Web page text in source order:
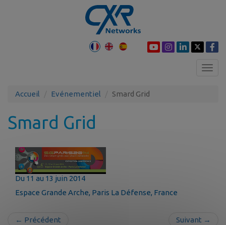
Accueil Evénementiel Smard Grid
Smard Grid
Du 11 au 13 juin 2014
Espace Grande Arche, Paris La Défense, France
← Précédent Suivant →